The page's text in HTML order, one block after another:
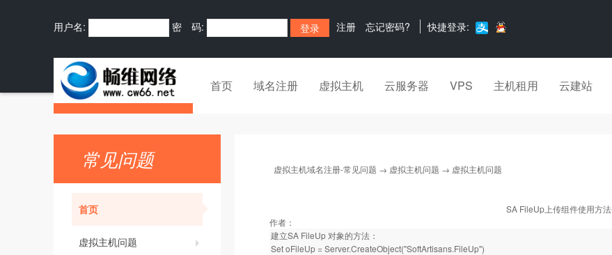
用户名: 密 码: 注册 忘记密码? 快捷登录:
首页 域名注册 虚拟主机 云服务器 VPS 主机租用 云建站
常见问题
首页
虚拟主机问题
虚拟主机域名注册-常见问题 → 虚拟主机问题 → 虚拟主机问题
SA FileUp上传组件使用方法
作者：
建立SA FileUp 对象的方法：
Set oFileUp = Server.CreateObject("SoftArtisans.FileUp")